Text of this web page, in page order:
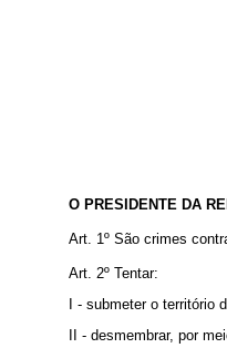
O PRESIDENTE DA
Art. 1º São crimes
Art. 2º Tentar:
I - submeter o território
II - desmembrar, por